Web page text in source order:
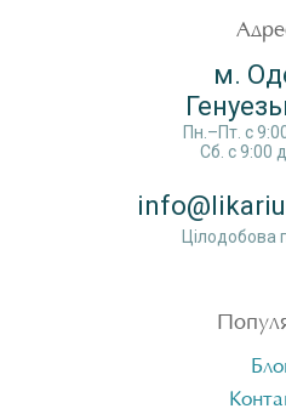
м.
Пн.–Пт. c
Сб. c 9:00
Цілодобова